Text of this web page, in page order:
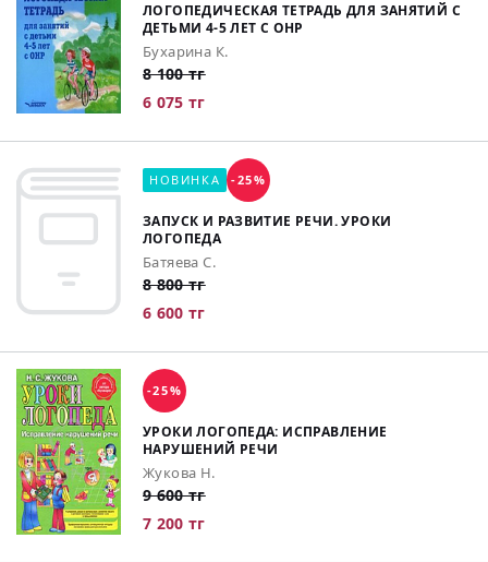
ЛОГОПЕДИЧЕСКАЯ ТЕТРАДЬ ДЛЯ ЗАНЯТИЙ С
ДЕТЬМИ 4-5 ЛЕТ С ОНР
Бухарина К.
8 100 тг
6 075 тг
НОВИНКА -25%
ЗАПУСК И РАЗВИТИЕ РЕЧИ. УРОКИ
ЛОГОПЕДА
Батяева С.
8 800 тг
6 600 тг
-25%
УРОКИ ЛОГОПЕДА: ИСПРАВЛЕНИЕ
НАРУШЕНИЙ РЕЧИ
Жукова Н.
9 600 тг
7 200 тг